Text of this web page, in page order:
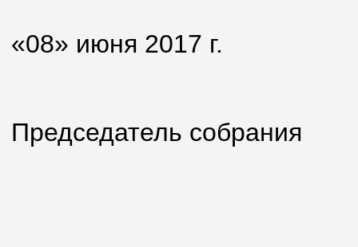
«08» июня 2017 г.
Председатель собрания